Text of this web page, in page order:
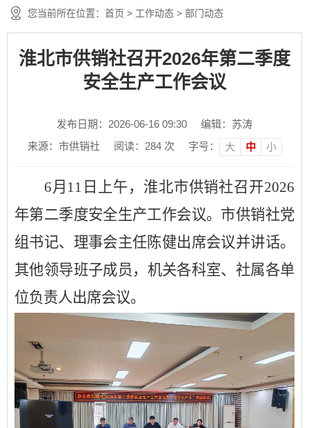
您当前所在位置： 首页 > 工作动态 > 部门动态
淮北市供销社召开2026年第二季度
安全生产工作会议
发布日期：2026-06-16 09:30
编辑：苏涛
来源：市供销社
阅读： 284次 字号： 大 中 小
6月11日上午，淮北市供销社召开2026
年第二季度安全生产工作会议。市供销社党
组书记、理事会主任陈健出席会议并讲话。
其他领导班子成员 ，机关各科室、社属各单
位负责人出席会议。